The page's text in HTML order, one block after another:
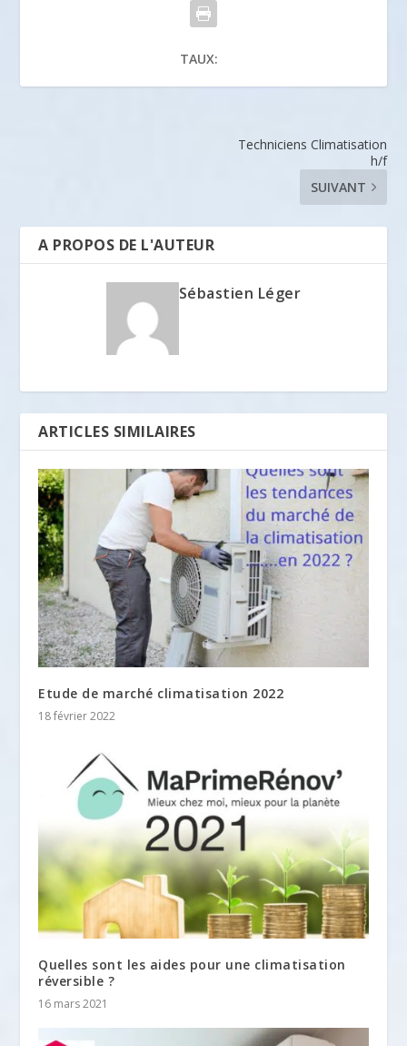
TAUX:
Techniciens Climatisation
h/f
SUIVANT
A PROPOS DE L'AUTEUR
Sébastien Léger
ARTICLES SIMILAIRES
Etude de marché climatisation 2022
18 février 2022
Quelles sont les aides pour une climatisation
réversible ?
16 mars 2021